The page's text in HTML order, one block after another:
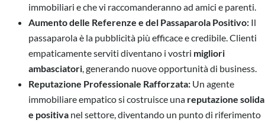
immobiliari e che vi raccomanderanno ad amici e parenti.
Aumento delle Referenze e del Passaparola Positivo: Il
passaparola è la pubblicità più efficace e credibile. Clienti
empaticamente serviti diventano i vostri migliori
ambasciatori , generando nuove opportunità di business.
Reputazione Professionale Rafforzata: Un agente
immobiliare empatico si costruisce una reputazione solida
e positiva nel settore, diventando un punto di riferimento